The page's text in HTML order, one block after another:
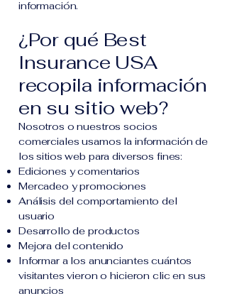
información.
¿Por qué Best
Insurance USA
recopila información
en su sitio web?
Nosotros o nuestros socios
comerciales usamos la información de
los sitios web para diversos fines:
Ediciones y comentarios
Mercadeo y promociones
Análisis del comportamiento del
usuario
Desarrollo de productos
Mejora del contenido
Informar a los anunciantes cuántos
visitantes vieron o hicieron clic en sus
anuncios